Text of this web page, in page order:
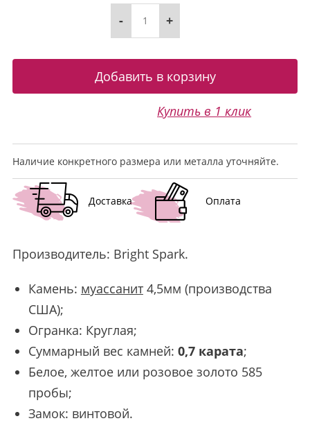
- +
Купить в 1 клик
Наличие конкретного размера или металла уточняйте.
Доставка Оплата
Производитель: Bright Spark.
Камень: муассанит4,5мм (производства
США);
Огранка: Круглая;
Суммарный вес камней: 0,7 карата;
Белое, желтое или розовое золото 585
пробы;
Замок: винтовой.